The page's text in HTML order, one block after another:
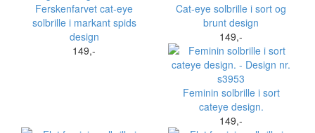
Ferskenfarvet cat-eye
solbrille i markant spids
design
149,-
Cat-eye solbrille i sort og
brunt design
149,-
Feminin solbrille i sort
cateye design.
149,-